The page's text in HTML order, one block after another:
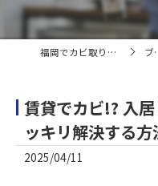
福岡でカビ取りならカビバスターズ福岡 ブログ
賃貸でカビ!? 入
ッキリ解決する方
2025/04/11